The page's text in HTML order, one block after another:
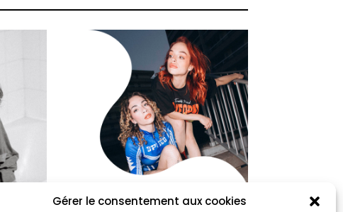
Gérer le consentement aux cookies